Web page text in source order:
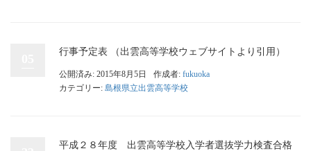
行事予定表 （出雲高等学校ウェブサイトより引用）
公開済み: 2015年8月5日 作成者: fukuoka
カテゴリー: 島根県立出雲高等学校
平成２８年度 出雲高等学校入学者選抜学力検査合格